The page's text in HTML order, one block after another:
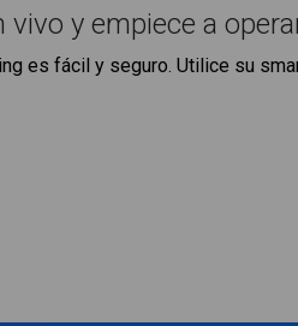
vivo y empiece a
es fácil y seguro. Utilice su